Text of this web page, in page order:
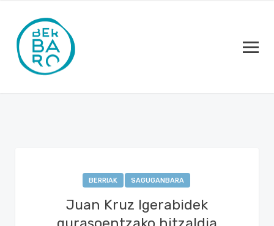
BERRIAK SAGUGANBARA
Juan Kruz Igerabidek